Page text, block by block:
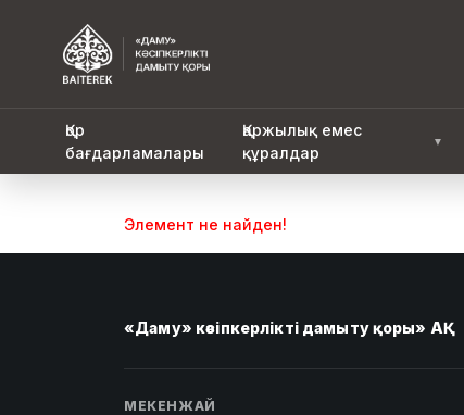
Қор
бағдарламалары
Қаржылық емес
құралдар
▼
Элемент не найден!
«Даму» кәсіпкерлікті дамыту қоры» АҚ
МЕКЕНЖАЙ